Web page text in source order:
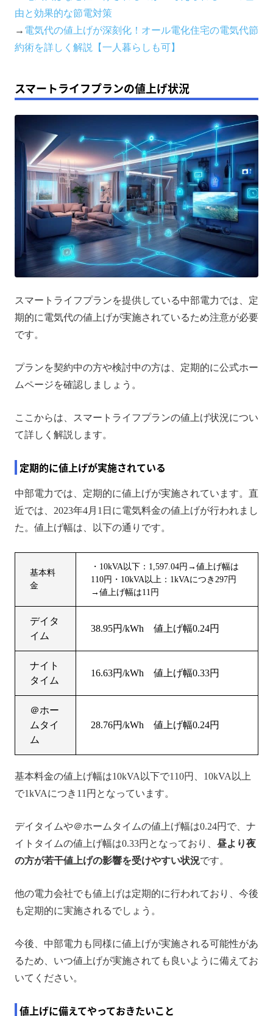
由と効果的な節電対策
→ 電気代の値上げが深刻化！オール電化住宅の電気代節
約術を詳しく解説【一人暮らしも可】
スマートライフプランの値上げ状況
スマートライフプランを提供している中部電力では、定
期的に電気代の値上げが実施されているため注意が必要
です。
プランを契約中の方や検討中の方は、定期的に公式ホー
ムページを確認しましょう。
ここからは、スマートライフプランの値上げ状況につい
て詳しく解説します。
定期的に値上げが実施されている
中部電力では、定期的に値上げが実施されています。直
近では、2023年4月1日に電気料金の値上げが行われまし
た。値上げ幅は、以下の通りです。
基本料
金
・10kVA以下：1,597.04円→値上げ幅は
110円・10kVA以上：1kVAにつき297円
→値上げ幅は11円
デイタ
イム
38.95円/kWh 値上げ幅0.24円
ナイト
タイム
16.63円/kWh 値上げ幅0.33円
＠ホー
ムタイ
ム
28.76円/kWh 値上げ幅0.24円
基本料金の値上げ幅は10kVA以下で110円、10kVA以上
で1kVAにつき11円となっています。
デイタイムや＠ホームタイムの値上げ幅は0.24円で、ナ
イトタイムの値上げ幅は0.33円となっており、 昼より夜
の方が若干値上げの影響を受けやすい状況です。
他の電力会社でも値上げは定期的に行われており、今後
も定期的に実施されるでしょう。
今後、中部電力も同様に値上げが実施される可能性があ
るため、いつ値上げが実施されても良いように備えてお
いてください。
値上げに備えてやっておきたいこと